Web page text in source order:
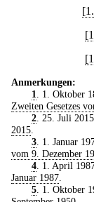
Anmerkungen:
1
. 1. Oktober
Zweiten Gesetzes
2. 25. Juli
2015
3. 1. Januar
vom 9. Dezember
4. 1. April
Januar 1987
5. 1. Oktober